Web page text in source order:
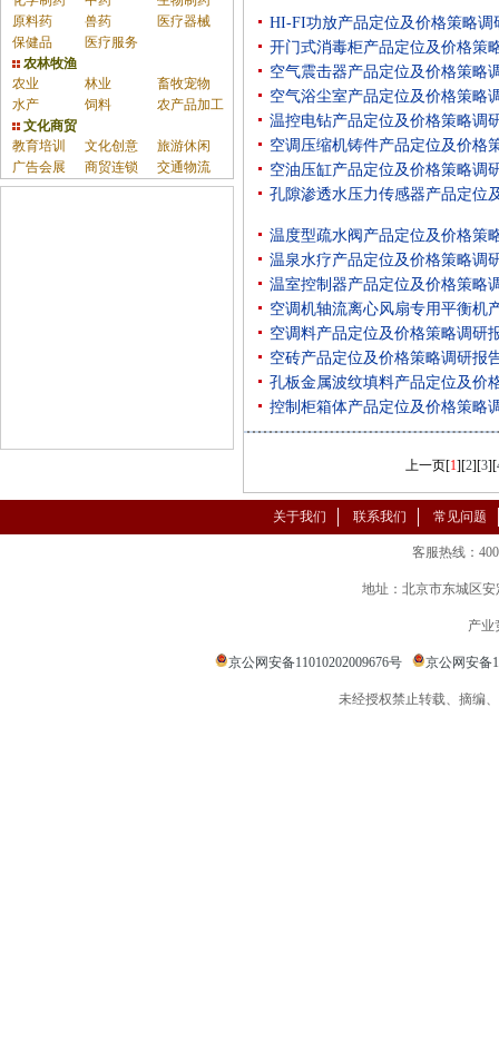
原料药
兽药
医疗器械
保健品
医疗服务
农林牧渔
农业
林业
畜牧宠物
水产
饲料
农产品加工
文化商贸
教育培训
文化创意
旅游休闲
广告会展
商贸连锁 交通物流
HI-FI功放产品定位及价格策略调
开门式消毒柜产品定位及价格策
空气震击器产品定位及价格策略
空气浴尘室产品定位及价格策略
温控电钻产品定位及价格策略调
空调压缩机铸件产品定位及价格
空油压缸产品定位及价格策略调
孔隙渗透水压力传感器产品定位
温度型疏水阀产品定位及价格策
温泉水疗产品定位及价格策略调
温室控制器产品定位及价格策略
空调机轴流离心风扇专用平衡机
空调料产品定位及价格策略调研
空砖产品定位及价格策略调研报
孔板金属波纹填料产品定位及价
控制柜箱体产品定位及价格策略
上一页[1][2][3][
关于我们 联系我们 常见问题
客服热线：
地址：北京市东城区
产业
京公网安备11010202009676号 京公网安备
未经授权禁止转载、摘编